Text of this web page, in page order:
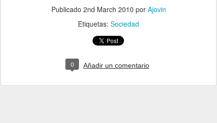
Publicado 2nd March 2010 por Ajovin
Etiquetas: Sociedad
0 Añadir un comentario